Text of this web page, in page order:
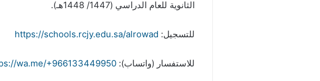
الثانوية للعام الدراسي (1447/ 1448هـ).
للتسجيل: https://schools.rcjy.edu.sa/alrowad
للاستفسار (واتساب): wa.me/+966133449950